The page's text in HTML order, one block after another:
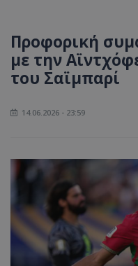
Προφορική
με την
του Σαϊμπαρί
14.06.2026 - 23:59